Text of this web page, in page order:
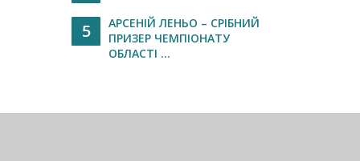
5
АРСЕНІЙ ЛЕНЬО – СРІБНИЙ
ПРИЗЕР ЧЕМПІОНАТУ
ОБЛАСТІ ...